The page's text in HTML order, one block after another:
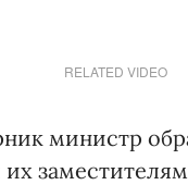
RELATED VIDEO
министр